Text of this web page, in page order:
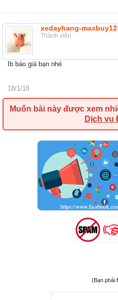
xedayhang-
Thành viên
Ib báo giá bạn nhé
18/1/18
Muốn bài này được xem
Dịch vụ
(Bạn phải